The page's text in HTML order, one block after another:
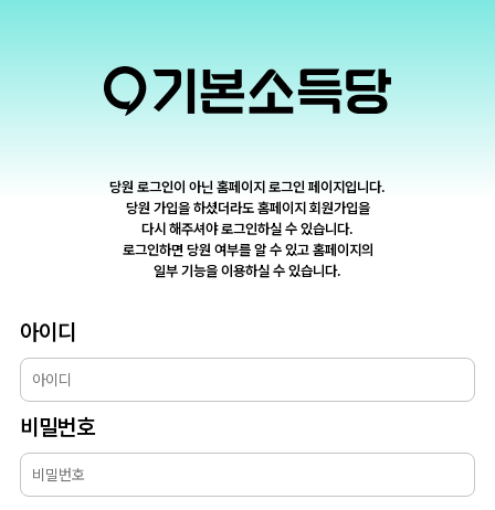
당원 로그인이 아닌 홈페이지 로그인 페이지입니다.
당원 가입을 하셨더라도 홈페이지 회원가입을
다시 해주셔야 로그인하실 수 있습니다.
로그인하면 당원 여부를 알 수 있고 홈페이지의
일부 기능을 이용하실 수 있습니다.
아이디
비밀번호